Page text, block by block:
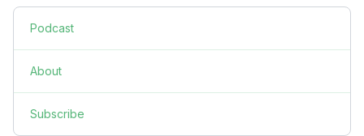
Podcast
About
Subscribe